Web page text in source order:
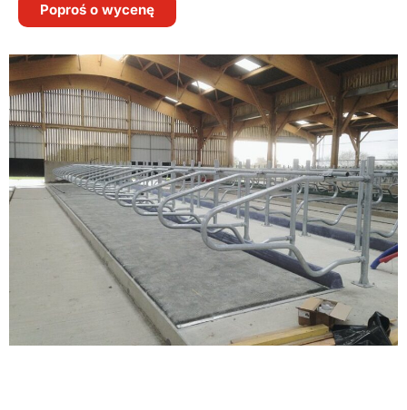
Poproś o wycenę